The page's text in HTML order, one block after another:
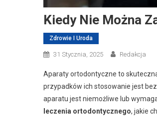
Kiedy Nie Można
Zdrowie I Uroda
31 Stycznia, 2025 Redakcja
Aparaty ortodontyczne to
przypadków ich stosowanie jest
aparatu jest niemożliwe lub
leczenia ortodontycznego, jakie